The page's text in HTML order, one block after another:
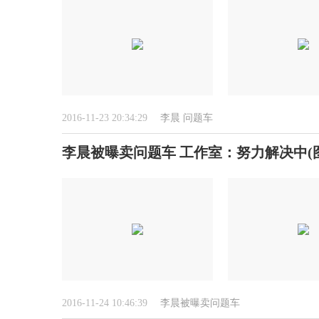
2016-11-23 20:34:29 李晨 问题车
李晨被曝卖问题车 工作室：努力解决中(
2016-11-24 10:46:39 李晨被曝卖问题车